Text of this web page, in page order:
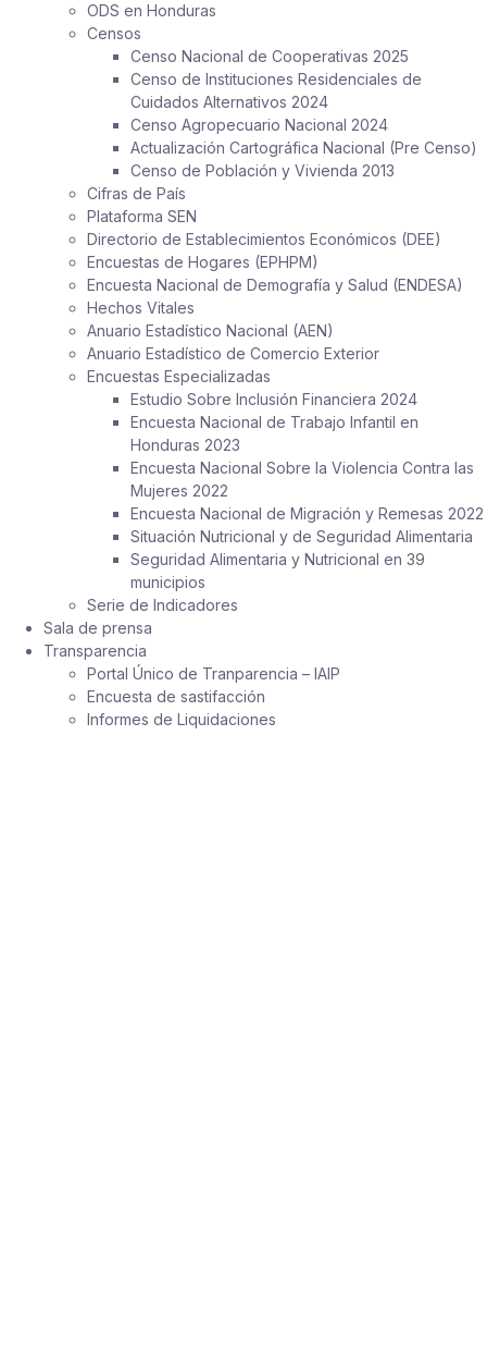
ODS en Honduras
Censos
Censo Nacional de Cooperativas 2025
Censo de Instituciones Residenciales de
Cuidados Alternativos 2024
Censo Agropecuario Nacional 2024
Actualización Cartográfica Nacional (Pre Censo)
Censo de Población y Vivienda 2013
Cifras de País
Plataforma SEN
Directorio de Establecimientos Económicos (DEE)
Encuestas de Hogares (EPHPM)
Encuesta Nacional de Demografía y Salud (ENDESA)
Hechos Vitales
Anuario Estadístico Nacional (AEN)
Anuario Estadístico de Comercio Exterior
Encuestas Especializadas
Estudio Sobre Inclusión Financiera 2024
Encuesta Nacional de Trabajo Infantil en
Honduras 2023
Encuesta Nacional Sobre la Violencia Contra las
Mujeres 2022
Encuesta Nacional de Migración y Remesas 2022
Situación Nutricional y de Seguridad Alimentaria
Seguridad Alimentaria y Nutricional en 39
municipios
Serie de Indicadores
Sala de prensa
Transparencia
Portal Único de Tranparencia – IAIP
Encuesta de sastifacción
Informes de Liquidaciones